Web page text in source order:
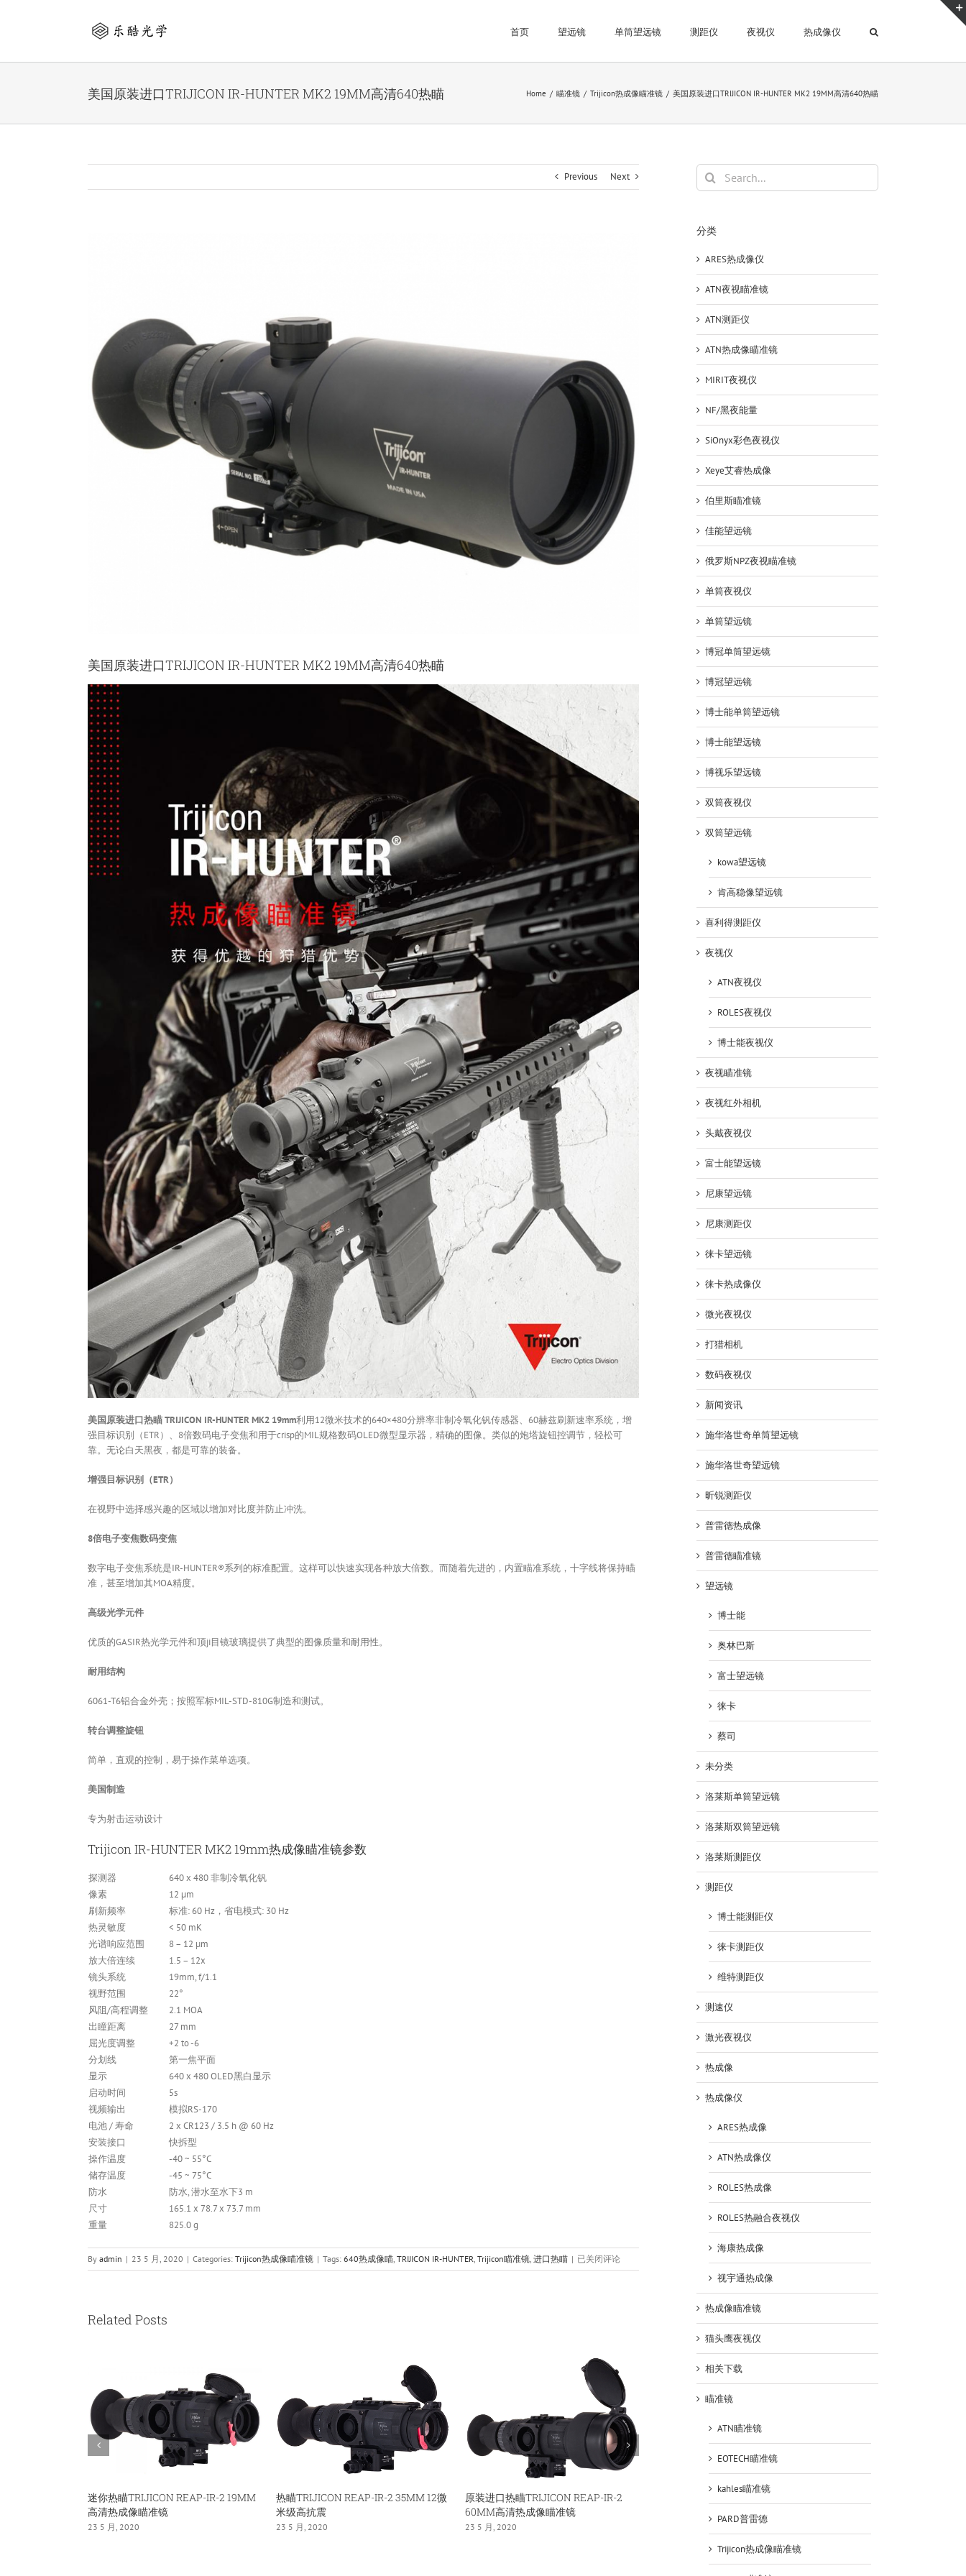
首页 望远镜 单筒望远镜 测距仪 夜视仪 热成像仪
美国原装进口TRIJICON IR-HUNTER MK2 19MM高清640热瞄 Home 瞄准镜 Trijicon热成像瞄准镜 美国原装进口TRIJICON IR-HUNTER MK2 19MM高清640热瞄
Previous Next
美国原装进口TRIJICON IR-HUNTER MK2 19MM高清640热瞄
美国原装进口热瞄 TRIJICON IR-HUNTER MK2 19mm利用12微米技术的640×480分辨率非制冷氧化钒传感器、60赫兹刷新速率系统，增
强目标识别（ETR）、8倍数码电子变焦和用于crisp的MIL规格数码OLED微型显示器，精确的图像。类似的炮塔旋钮控调节，轻松可
靠。无论白天黑夜，都是可靠的装备。
增强目标识别（ETR）
在视野中选择感兴趣的区域以增加对比度并防止冲洗。
8倍电子变焦数码变焦
数字电子变焦系统是IR-HUNTER®系列的标准配置。这样可以快速实现各种放大倍数。而随着先进的，内置瞄准系统，十字线将保持瞄
准，甚至增加其MOA精度。
高级光学元件
优质的GASIR热光学元件和顶ji目镜玻璃提供了典型的图像质量和耐用性。
耐用结构
6061-T6铝合金外壳；按照军标MIL-STD-810G制造和测试。
转台调整旋钮
简单，直观的控制，易于操作菜单选项。
美国制造
专为射击运动设计
Trijicon IR-HUNTER MK2 19mm热成像瞄准镜参数
探测器
640 x 480 非制冷氧化钒
像素
12 µm
刷新频率
标准: 60 Hz，省电模式: 30 Hz
热灵敏度
< 50 mK
光谱响应范围
8 – 12 µm
放大倍连续
1.5 – 12x
镜头系统
19mm, f/1.1
视野范围
22°
风阻/高程调整
2.1 MOA
出瞳距离
27 mm
屈光度调整
+2 to -6
分划线
第一焦平面
显示
640 x 480 OLED黑白显示
启动时间
5s
视频输出
模拟RS-170
电池 / 寿命
2 x CR123 / 3.5 h @ 60 Hz
安装接口
快拆型
操作温度
-40 ~ 55°C
储存温度
-45 ~ 75°C
防水
防水, 潜水至水下3 m
尺寸
165.1 x 78.7 x 73.7 mm
重量
825.0 g
By admin | 23 5 月, 2020 | Categories: Trijicon热成像瞄准镜 | Tags: 640热成像瞄, TRIJICON IR-HUNTER, Trijicon瞄准镜, 进口热瞄 | 美
国
HUNTER
MK2
19MM
高
640
已关闭评论
Related Posts
迷你热瞄TRIJICON REAP-IR-2 19MM
高清热成像瞄准镜
23 5 月, 2020
热瞄TRIJICON REAP-IR-2 35MM 12微
米级高抗震
23 5 月, 2020
原装进口热瞄TRIJICON REAP-IR-2
60MM高清热成像瞄准镜
23 5 月, 2020
美国原装进口TRIJICON IR-HUNTER
Search
for:
分类
ARES热成像仪
ATN夜视瞄准镜
ATN测距仪
ATN热成像瞄准镜
MIRIT夜视仪
NF/黑夜能量
SiOnyx彩色夜视仪
Xeye艾睿热成像
伯里斯瞄准镜
佳能望远镜
俄罗斯NPZ夜视瞄准镜
单筒夜视仪
单筒望远镜
博冠单筒望远镜
博冠望远镜
博士能单筒望远镜
博士能望远镜
博视乐望远镜
双筒夜视仪
双筒望远镜
kowa望远镜
肯高稳像望远镜
喜利得测距仪
夜视仪
ATN夜视仪
ROLES夜视仪
博士能夜视仪
夜视瞄准镜
夜视红外相机
头戴夜视仪
富士能望远镜
尼康望远镜
尼康测距仪
徕卡望远镜
徕卡热成像仪
微光夜视仪
打猎相机
数码夜视仪
新闻资讯
施华洛世奇单筒望远镜
施华洛世奇望远镜
昕锐测距仪
普雷德热成像
普雷德瞄准镜
望远镜
博士能
奥林巴斯
富士望远镜
徕卡
蔡司
未分类
洛莱斯单筒望远镜
洛莱斯双筒望远镜
洛莱斯测距仪
测距仪
博士能测距仪
徕卡测距仪
维特测距仪
测速仪
激光夜视仪
热成像
热成像仪
ARES热成像
ATN热成像仪
ROLES热成像
ROLES热融合夜视仪
海康热成像
视宇通热成像
热成像瞄准镜
猫头鹰夜视仪
相关下载
瞄准镜
ATN瞄准镜
EOTECH瞄准镜
kahles瞄准镜
PARD普雷德
Trijicon热成像瞄准镜